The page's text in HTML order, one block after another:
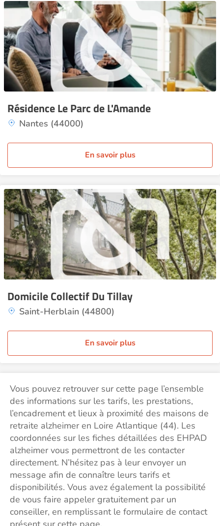
Résidence Le Parc de L'Amande
Nantes (44000)
En savoir plus
Domicile Collectif Du Tillay
Saint-Herblain (44800)
En savoir plus
Vous pouvez retrouver sur cette page l’ensemble
des informations sur les tarifs, les prestations,
l’encadrement et lieux à proximité des maisons de
retraite alzheimer en Loire Atlantique (44). Les
coordonnées sur les fiches détaillées des EHPAD
alzheimer vous permettront de les contacter
directement. N’hésitez pas à leur envoyer un
message afin de connaître leurs tarifs et
disponibilités. Vous avez également la possibilité
de vous faire appeler gratuitement par un
conseiller, en remplissant le formulaire de contact